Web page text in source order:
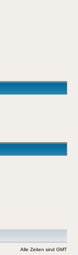
Alle Zeiten sind GMT